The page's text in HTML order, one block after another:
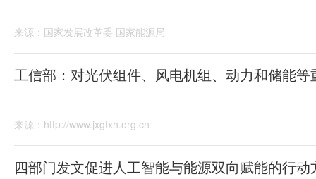
来源：国家发展改革委 国家能源局
工信部：对光伏组件、风电机组、动力和储能
来源：http://www.jxgfxh.org.cn
四部门发文促进人工智能与能源双向赋能的行动